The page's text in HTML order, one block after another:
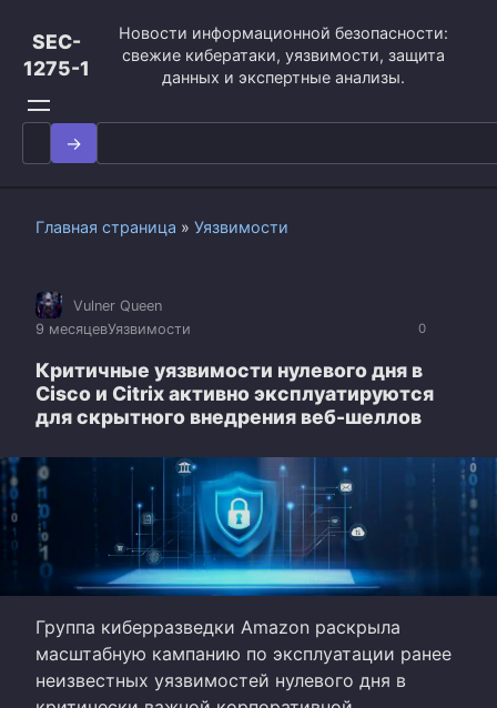
контенту
SEC-
1275-1
Новости информационной безопасности:
свежие кибератаки, уязвимости, защита
данных и экспертные анализы.
Search
for:
Главная страница » Уязвимости
0
Vulner Queen
9 месяцевУязвимости
Критичные уязвимости нулевого дня в
Cisco и Citrix активно эксплуатируются
для скрытного внедрения веб-шеллов
Группа киберразведки Amazon раскрыла
масштабную кампанию по эксплуатации ранее
неизвестных уязвимостей нулевого дня в